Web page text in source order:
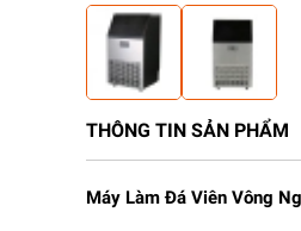
THÔNG TIN SẢN PHẨM
Máy Làm Đá Viên Vông